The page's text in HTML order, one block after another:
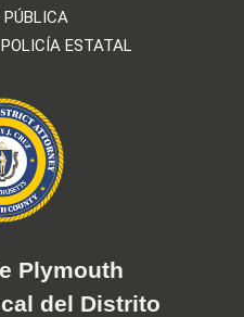
PÚBLICA
ESTATAL
Plymouth
del Distrito